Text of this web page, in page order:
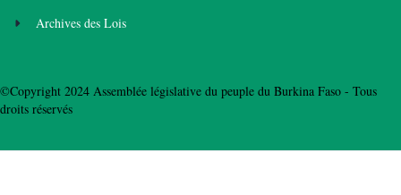
Archives des Lois
©Copyright 2024 Assemblée législative du peuple du Burkina Faso - Tous
droits réservés